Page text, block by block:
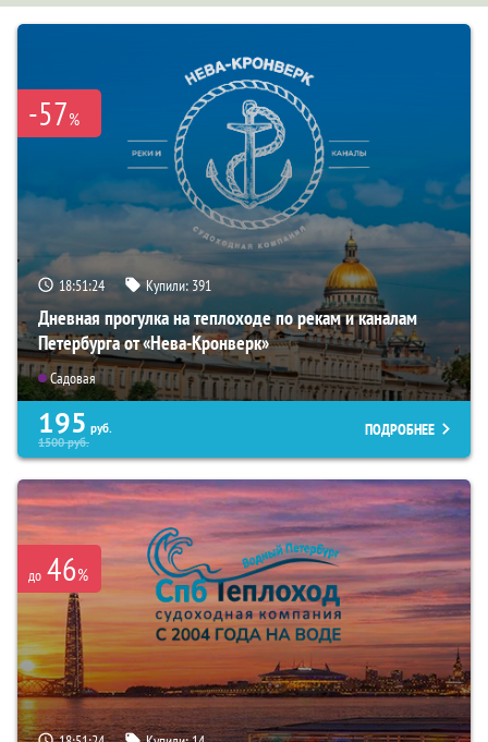
-57%
18:51:22 Купили: 391
Дневная прогулка на теплоходе по рекам и каналам
Петербурга от «Нева-Кронверк»
Садовая
195 руб.
1500руб.
ПОДРОБНЕЕ
до 46%